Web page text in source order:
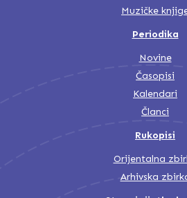
Muzičke
Periodika
Novine
Časopisi
Kalendari
Članci
Rukopisi
Orijentalna
Arhivska